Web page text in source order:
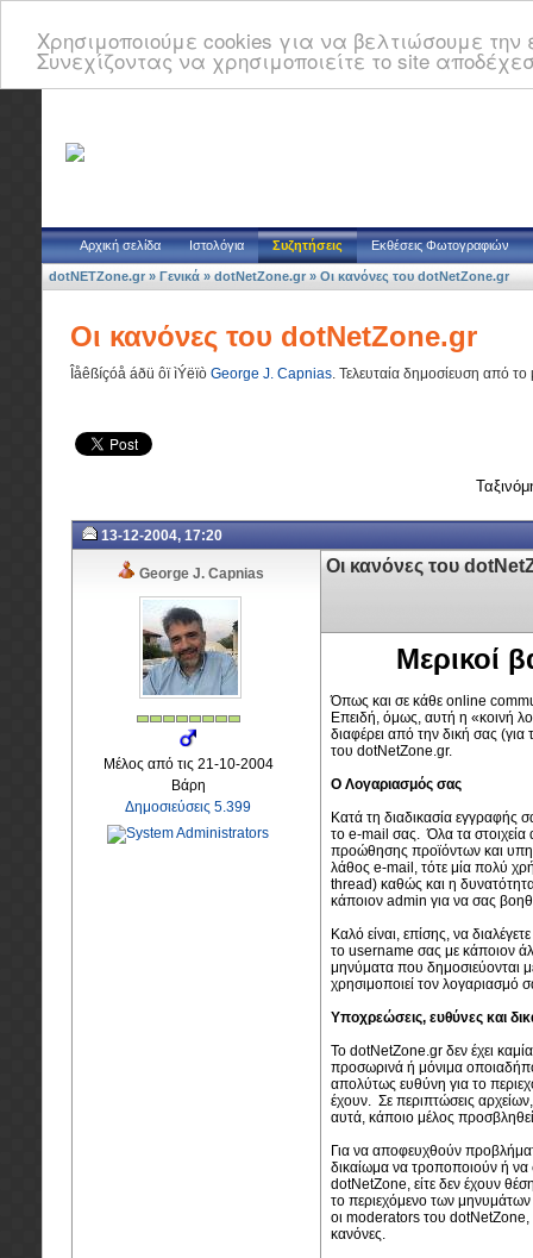
Χρησιμοποιούμε cookies για να βελτιώσουμε
Συνεχίζοντας να χρησιμοποιείτε το site
Αρχική σελίδα Ιστολόγια Συζητήσεις Εκθέσεις Φωτογραφιών
dotNETZone.gr » Γενικά » dotNetZone.gr » Οι κανόνες του dotNetZone.gr
Οι κανόνες του dotNetZone.gr
Îåêßíçóå áðü ôï ìÝëïò George J. Capnias. Τελευταία δημοσίευση από
13-12-2004, 17:20
George J. Capnias
Μέλος από τις 21-10-2004
Βάρη
Δημοσιεύσεις 5.399
Οι κανόνες του
Μερικοί
Όπως και σε κάθε online
Επειδή, όμως, αυτή η «κοινή
διαφέρει από την δική σας (για
του dotNetZone.gr.
Ο Λογαριασμός σας
Κατά τη διαδικασία εγγραφής
το e-mail σας. Όλα τα στοιχεία
προώθησης προϊόντων και
λάθος e-mail, τότε μία πολύ
thread) καθώς και η
κάποιον admin για να σας
Καλό είναι, επίσης, να
το username σας με κάποιον
μηνύματα που δημοσιεύονται
χρησιμοποιεί τον λογαριασμό
Υποχρεώσεις, ευθύνες και
Το dotNetZone.gr δεν έχει
προσωρινά ή μόνιμα
απολύτως ευθύνη για το
έχουν. Σε περιπτώσεις
αυτά, κάποιο μέλος
Για να αποφευχθούν
δικαίωμα να τροποποιούν ή
dotNetZone, είτε δεν έχουν
το περιεχόμενο των
οι moderators του dotNetZone,
κανόνες.